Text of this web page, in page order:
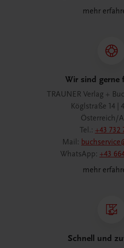
mehr
Wir sind gerne
TRAUNER Verlag +
Köglstraße 14 |
Österreich/
Tel.: +43 732
Mail:
WhatsApp: +43
mehr
Schnell und